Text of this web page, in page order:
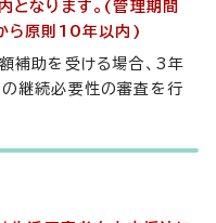
となります。(管理期間
ら原則10年以内)
補助を受ける場合、3年
継続必要性の審査を行